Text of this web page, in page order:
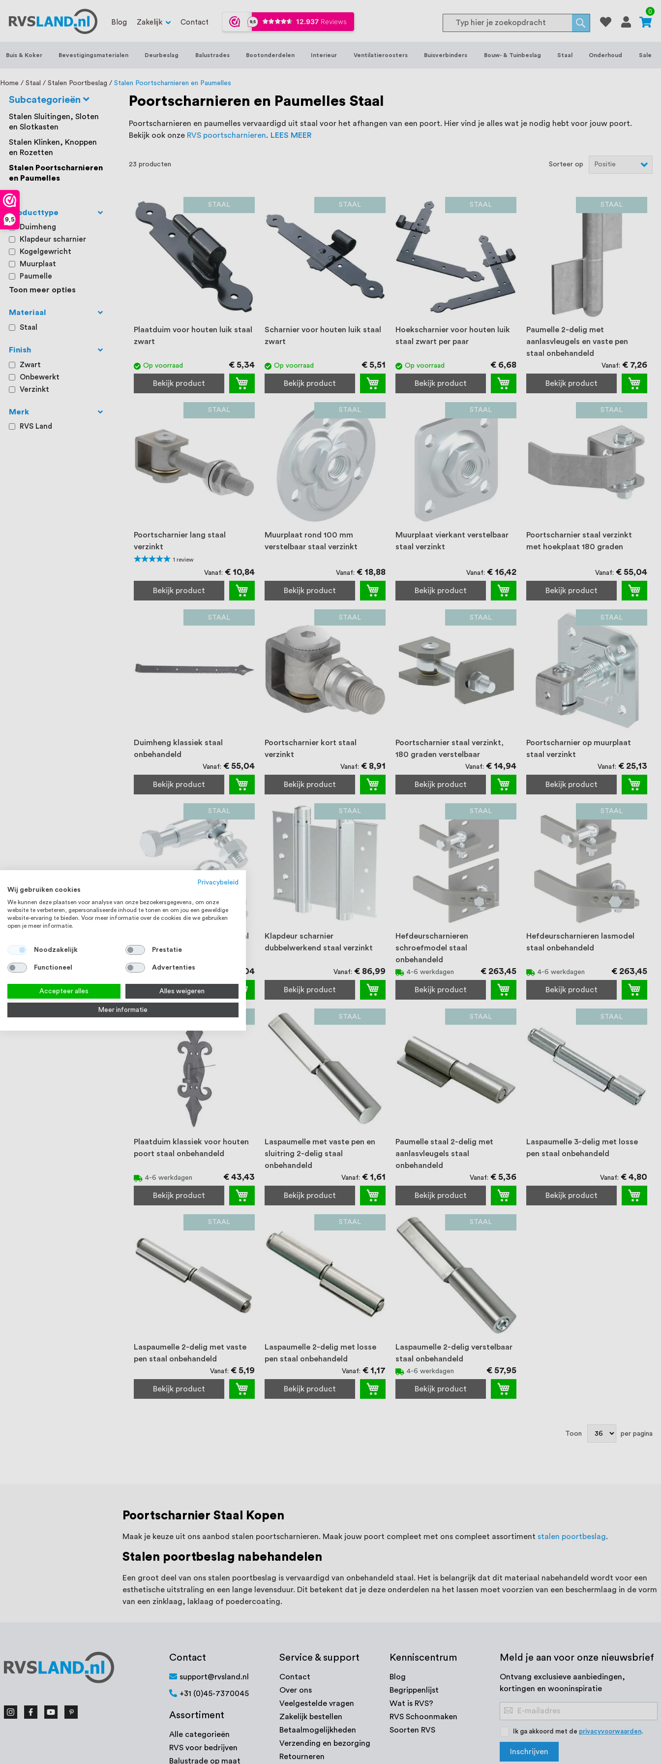
9,5
RVS Land is een écht familiebedrijf met bijna 20 jaar ervaring in RVS producten voor binnen- en buitenhuis, waaronder
trapleuningen, deurbeslag, ventilatieroosters en bouwbeslag. In onze webshop vind je het grootste assortiment van
een eigen werkplaats waar we RVS op maat produceren, geheel volgens jouw specifieke wensen. Al sinds onze oprichting
staat persoonlijke service bij ons voorop, want we geloven dat een goede relatie met onze klanten het verschil maakt.
Blog Zakelijk Contact
Search
Search
0
Buis & Koker Bevestigingsmaterialen Deurbeslag Balustrades Bootonderdelen Interieur Ventilatieroosters Buisverbinders Bouw- & Tuinbeslag Staal Onderhoud Sale
Home Staal Stalen Poortbeslag Stalen Poortscharnieren en Paumelles
Poortscharnieren en Paumelles Staal
Poortscharnieren en paumelles vervaardigd uit staal voor het afhangen van een poort. Hier vind je alles wat je nodig hebt voor jouw poort.
Bekijk ook onze RVS poortscharnieren. LEES MEER
23 producten Sorteer op
STAAL
Plaatduim voor houten luik staal
zwart
Op voorraad € 5,34
Bekijk product
STAAL
Scharnier voor houten luik staal
zwart
Op voorraad € 5,51
Bekijk product
STAAL
Hoekscharnier voor houten luik
staal zwart per paar
Op voorraad € 6,68
Bekijk product
STAAL
Paumelle 2-delig met
aanlasvleugels en vaste pen
staal onbehandeld
Vanaf € 7,26
Bekijk product
STAAL
Poortscharnier lang staal
verzinkt
Waardering: 1 review
Vanaf € 10,84
Bekijk product
STAAL
Muurplaat rond 100 mm
verstelbaar staal verzinkt
Vanaf € 18,88
Bekijk product
STAAL
Muurplaat vierkant verstelbaar
staal verzinkt
Vanaf € 16,42
Bekijk product
STAAL
Poortscharnier staal verzinkt
met hoekplaat 180 graden
Vanaf € 55,04
Bekijk product
STAAL
Duimheng klassiek staal
onbehandeld
Vanaf € 55,04
Bekijk product
STAAL
Poortscharnier kort staal
verzinkt
Vanaf € 8,91
Bekijk product
STAAL
Poortscharnier staal verzinkt,
180 graden verstelbaar
Vanaf € 14,94
Bekijk product
STAAL
Poortscharnier op muurplaat
staal verzinkt
Vanaf € 25,13
Bekijk product
STAAL
Kogelgewricht haaks M14 staal
verzinkt
€ 145,04
Bekijk product
STAAL
Klapdeur scharnier
dubbelwerkend staal verzinkt
Vanaf € 86,99
Bekijk product
STAAL
Hefdeurscharnieren
schroefmodel staal
onbehandeld
4-6 werkdagen € 263,45
Bekijk product
STAAL
Hefdeurscharnieren lasmodel
staal onbehandeld
4-6 werkdagen € 263,45
Bekijk product
STAAL
Plaatduim klassiek voor houten
poort staal onbehandeld
4-6 werkdagen € 43,43
Bekijk product
STAAL
Laspaumelle met vaste pen en
sluitring 2-delig staal
onbehandeld
Vanaf € 1,61
Bekijk product
STAAL
Paumelle staal 2-delig met
aanlasvleugels staal
onbehandeld
Vanaf € 5,36
Bekijk product
STAAL
Laspaumelle 3-delig met losse
pen staal onbehandeld
Vanaf € 4,80
Bekijk product
STAAL
Laspaumelle 2-delig met vaste
pen staal onbehandeld
Vanaf € 5,19
Bekijk product
STAAL
Laspaumelle 2-delig met losse
pen staal onbehandeld
Vanaf € 1,17
Bekijk product
STAAL
Laspaumelle 2-delig verstelbaar
staal onbehandeld
4-6 werkdagen € 57,95
Bekijk product
Toon per pagina
Subcategorieën
Stalen Sluitingen, Sloten
en Slotkasten
Stalen Klinken, Knoppen
en Rozetten
Stalen Poortscharnieren
en Paumelles
Producttype
Duimheng
Klapdeur scharnier
Kogelgewricht
Muurplaat
Paumelle
Toon meer opties
Materiaal
Staal
Finish
Zwart
Onbewerkt
Verzinkt
Merk
RVS Land
Poortscharnier Staal Kopen
Maak je keuze uit ons aanbod stalen poortscharnieren. Maak jouw poort compleet met ons compleet assortiment stalen poortbeslag.
Stalen poortbeslag nabehandelen
Een groot deel van ons stalen poortbeslag is vervaardigd van onbehandeld staal. Het is belangrijk dat dit materiaal nabehandeld wordt voor een
esthetische uitstraling en een lange levensduur. Dit betekent dat je deze onderdelen na het lassen moet voorzien van een beschermlaag in de vorm
van een zinklaag, laklaag of poedercoating.
Contact
support@rvsland.nl
+31 (0)45-7370045
Assortiment
Alle categorieën
RVS voor bedrijven
Balustrade op maat
Service & support
Contact
Over ons
Veelgestelde vragen
Zakelijk bestellen
Betaalmogelijkheden
Verzending en bezorging
Retourneren
Kenniscentrum
Blog
Begrippenlijst
Wat is RVS?
RVS Schoonmaken
Soorten RVS
Meld je aan voor onze nieuwsbrief
Ontvang exclusieve aanbiedingen,
kortingen en wooninspiratie
Abonneer
u
onze
nieuwsbrief
Ik ga akkoord met de privacyvoorwaarden.
Inschrijven
Privacybeleid
Wij gebruiken cookies
We kunnen deze plaatsen voor analyse van onze bezoekersgegevens, om onze
website te verbeteren, gepersonaliseerde inhoud te tonen en om jou een geweldige
website-ervaring te bieden. Voor meer informatie over de cookies die we gebruiken
open je meer informatie.
Noodzakelijk Prestatie
Functioneel Advertenties
Accepteer alles Alles weigeren
Meer informatie